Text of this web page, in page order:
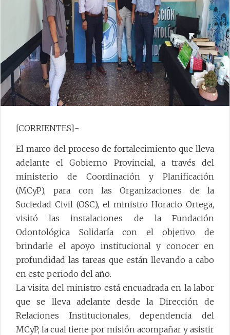
[CORRIENTES]-
El marco del proceso de fortalecimiento que lleva
adelante el Gobierno Provincial, a través del
ministerio de Coordinación y Planificación
(MCyP), para con las Organizaciones de la
Sociedad Civil (OSC), el ministro Horacio Ortega,
visitó las instalaciones de la Fundación
Odontológica Solidaría con el objetivo de
brindarle el apoyo institucional y conocer en
profundidad las tareas que están llevando a cabo
en este periodo del año.
La visita del ministro está encuadrada en la labor
que se lleva adelante desde la Dirección de
Relaciones Institucionales, dependencia del
MCyP, la cual tiene por misión acompañar y asistir